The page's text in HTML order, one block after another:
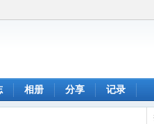
相册 分享 记录